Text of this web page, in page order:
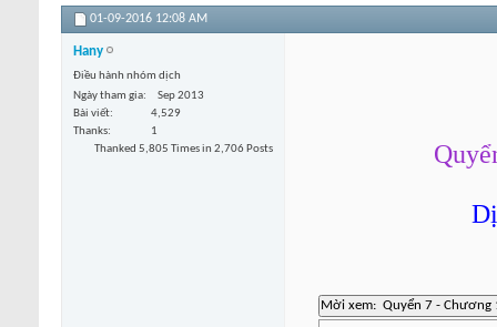
01-09-2016 12:08 AM
Hany
Điều hành nhóm dịch
Ngày tham gia
Sep 2013
Bài viết
4,529
Thanks
1
Thanked 5,805 Times in 2,706 Posts